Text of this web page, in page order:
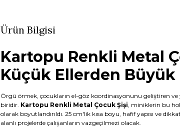
Ürün Bilgisi
Kartopu Renkli Metal
Küçük Ellerden Büyük
Örgü örmek, çocukların el-göz koordinasyonunu geliştiren ve
biridir. Kartopu Renkli Metal Çocuk Şişi , miniklerin bu
olarak boyutlandırıldı. 25 cm'lik kısa boyu, hafif yapısı ve
alanlı projelerde çalışanların vazgeçilmezi olacak.